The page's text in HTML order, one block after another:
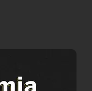
Podcast
Política